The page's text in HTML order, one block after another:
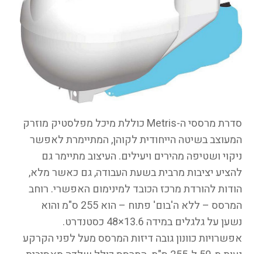
סדרת מרססי ה-Metris כוללת מיכל מפלסטיק מוזרק
המעוצב בשיטה הייחודית לקוהן, המתיימרת לאפשר
ניקוי ושטיפה מהירים ויעילים. העיצוב מתיימר גם
להציע יציבות מרבית בשעת העבודה, גם כאשר מלא,
הודות להורדת מרכז הכובד למינימום האפשרי. רוחב
המרסס – ללא ה'בום' פתוח – הוא 255 ס"מ והוא
נשען על גלגלים במידה 13.6×48 כסטנדרט.
אפשרויות כוונון גובה דיזות המרסס מעל לפני הקרקע